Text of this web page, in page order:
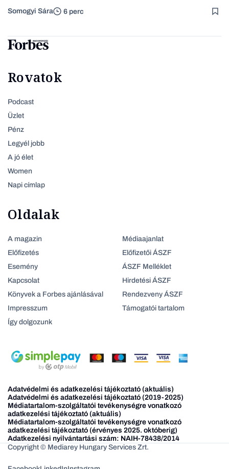
Somogyi Sára 6 perc
Rovatok
Podcast
Üzlet
Pénz
Legyél jobb
A jó élet
Women
Napi címlap
Oldalak
A magazin
Előfizetés
Esemény
Kapcsolat
Könyvek a Forbes ajánlásával
Impresszum
Így dolgozunk
Médiaajanlat
Előfizetői ÁSZF
ÁSZF Melléklet
Hirdetési ÁSZF
Rendezveny ÁSZF
Támogatói tartalom
Adatvédelmi és adatkezelési tájékoztató (aktuális)
Adatvédelmi és adatkezelési tájékoztató (2019-2025)
Médiatartalom-szolgáltatói tevékenységre vonatkozó
adatkezelési tájékoztató (aktuális)
Médiatartalom-szolgáltatói tevékenységre vonatkozó
adatkezelési tájékoztató (érvényes 2025. októberig)
Adatkezelési nyilvántartási szám: NAIH-78438/2014
Copyright © Mediarey Hungary Services Zrt.